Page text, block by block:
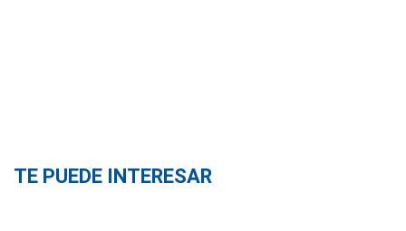
TE PUEDE INTERESAR